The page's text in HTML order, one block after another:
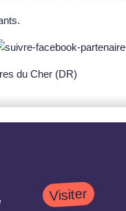
du Cher (DR)
Visiter